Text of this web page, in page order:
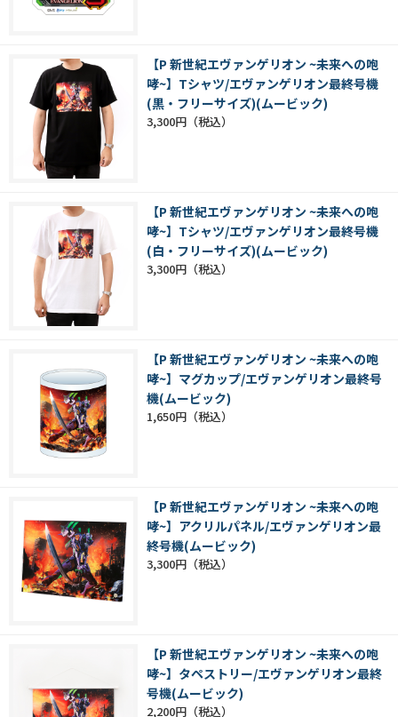
【P 新世紀エヴァンゲリオン ~未来への咆
哮~】Tシャツ/エヴァンゲリオン最終号機
(黒・フリーサイズ)(ムービック)
3,300円
【P 新世紀エヴァンゲリオン ~未来への咆
哮~】Tシャツ/エヴァンゲリオン最終号機
(白・フリーサイズ)(ムービック)
3,300円
【P 新世紀エヴァンゲリオン ~未来への咆
哮~】マグカップ/エヴァンゲリオン最終号
機(ムービック)
1,650円
【P 新世紀エヴァンゲリオン ~未来への咆
哮~】アクリルパネル/エヴァンゲリオン最
終号機(ムービック)
3,300円
【P 新世紀エヴァンゲリオン ~未来への咆
哮~】タペストリー/エヴァンゲリオン最終
号機(ムービック)
2,200円